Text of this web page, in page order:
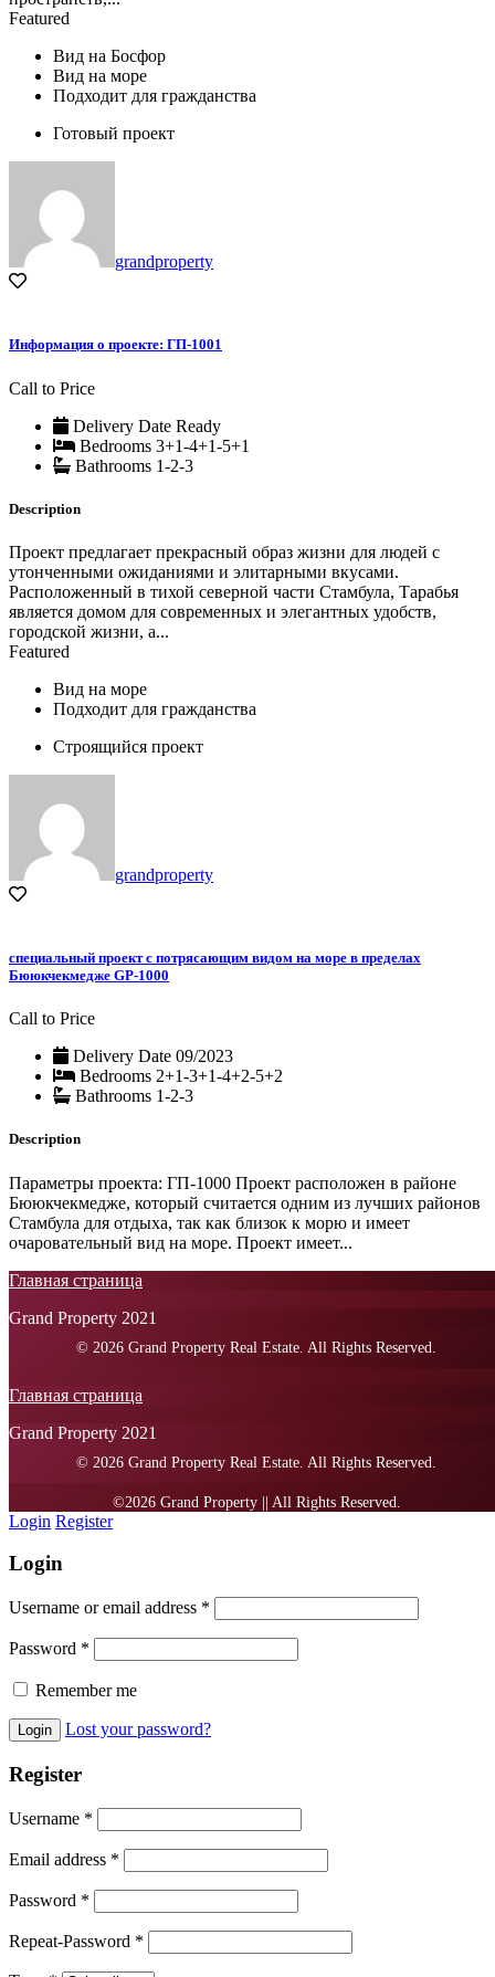
Featured
Вид на Босфор
Вид на море
Подходит для гражданства
Готовый проект
grandproperty
Информация о проекте: ГП-1001
Call to Price
Delivery Date Ready
Bedrooms 3+1-4+1-5+1
Bathrooms 1-2-3
Description
Проект предлагает прекрасный образ жизни для людей с
утонченными ожиданиями и элитарными вкусами.
Расположенный в тихой северной части Стамбула, Тарабья
является домом для современных и элегантных удобств,
городской жизни, а...
Featured
Вид на море
Подходит для гражданства
Строящийся проект
grandproperty
специальный проект с потрясающим видом на море в пределах
Бююкчекмедже GP-1000
Call to Price
Delivery Date 09/2023
Bedrooms 2+1-3+1-4+2-5+2
Bathrooms 1-2-3
Description
Параметры проекта: ГП-1000 Проект расположен в районе
Бююкчекмедже, который считается одним из лучших районов
Стамбула для отдыха, так как близок к морю и имеет
очаровательный вид на море. Проект имеет...
Главная страница
Grand Property 2021
Главная страница
Grand Property 2021
Login Register
Login
Username or email address *
Password *
Remember me
Lost your password?
Register
Username *
Email address *
Password *
Repeat-Password *